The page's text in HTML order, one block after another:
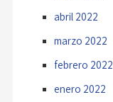
abril 2022
marzo 2022
febrero 2022
enero 2022